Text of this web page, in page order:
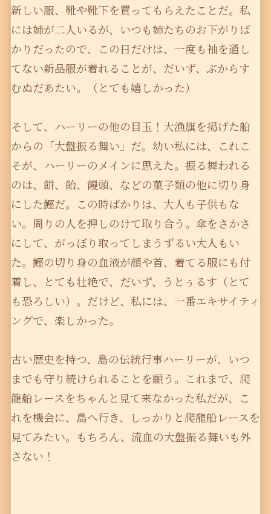
新しい服、靴や靴下を買ってもらえたことだ。私
には姉が二人いるが、いつも姉たちのお下がりば
かりだったので、この日だけは、一度も袖を通し
てない新品服が着れることが、だいず、ぷからす
むぬだあたい。（とても嬉しかった）
そして、ハーリーの他の目玉！大漁旗を掲げた船
からの「大盤振る舞い」だ。幼い私には、これこ
そが、ハーリーのメインに思えた。振る舞われる
のは、餅、飴、饅頭、などの菓子類の他に切り身
にした鰹だ。この時ばかりは、大人も子供もな
い。周りの人を押しのけて取り合う。傘をさかさ
にして、がっぼり取ってしまうずるい大人もい
た。鰹の切り身の血液が顔や首、着てる服にも付
着し、とても壮絶で、だいず、うとぅるす（とて
も恐ろしい）。だけど、私には、一番エキサイティ
ングで、楽しかった。
古い歴史を持つ、島の伝統行事ハーリーが、いつ
までも守り続けられることを願う。これまで、爬
龍船レースをちゃんと見て来なかった私だが、こ
れを機会に、島へ行き、しっかりと爬龍船レースを
見てみたい。もちろん、流血の大盤振る舞いも外
さない！